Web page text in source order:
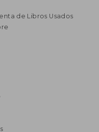
de Libros Usados